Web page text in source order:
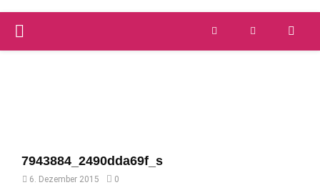
PRIMARY
7943884_2490dda69f_s
6. Dezember 2015 0